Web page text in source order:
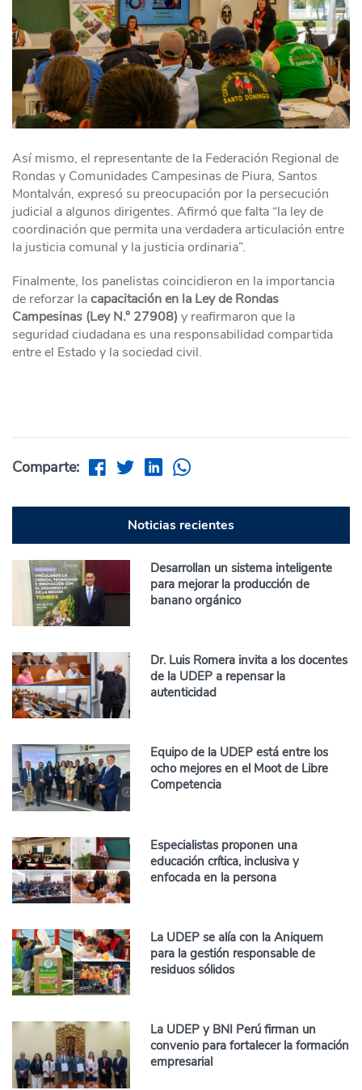
Así mismo, el representante de la Federación Regional de
Rondas y Comunidades Campesinas de Piura, Santos
Montalván, expresó su preocupación por la persecución
judicial a algunos dirigentes. Afirmó que falta “la ley de
coordinación que permita una verdadera articulación entre
la justicia comunal y la justicia ordinaria”.
Finalmente, los panelistas coincidieron en la importancia
de reforzar lacapacitación en la Ley de Rondas
Campesinas (Ley N.° 27908) y reafirmaron que la
seguridad ciudadana es una responsabilidad compartida
entre el Estado y la sociedad civil.
Comparte:
Noticias recientes
Desarrollan un sistema inteligente
para mejorar la producción de
banano orgánico
Dr. Luis Romera invita a los docentes
de la UDEP a repensar la
autenticidad
Equipo de la UDEP está entre los
ocho mejores en el Moot de Libre
Competencia
Especialistas proponen una
educación crítica, inclusiva y
enfocada en la persona
La UDEP se alía con la Aniquem
para la gestión responsable de
residuos sólidos
La UDEP y BNI Perú firman un
convenio para fortalecer la formación
empresarial